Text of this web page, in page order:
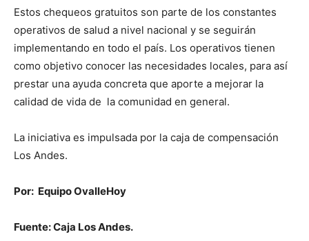
Estos chequeos gratuitos son parte de los constantes
operativos de salud a nivel nacional y se seguirán
implementando en todo el país. Los operativos tienen
como objetivo conocer las necesidades locales, para así
prestar una ayuda concreta que aporte a mejorar la
calidad de vida de la comunidad en general.
La iniciativa es impulsada por la caja de compensación
Los Andes.
Por: Equipo OvalleHoy
Fuente: Caja Los Andes.